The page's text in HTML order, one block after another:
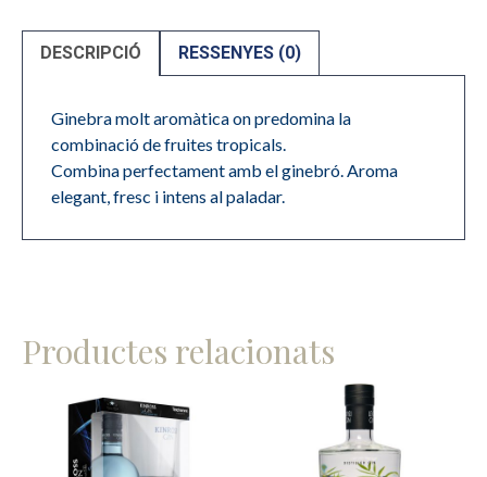
DESCRIPCIÓ RESSENYES (0)
Ginebra molt aromàtica on predomina la
combinació de fruites tropicals.
Combina perfectament amb el ginebró. Aroma
elegant, fresc i intens al paladar.
Productes relacionats